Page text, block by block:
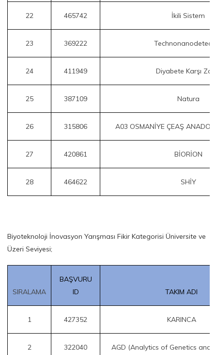
22 465742 İkili Sistem
23 369222
24 411949 Diyabete Karşı
25 387109 Natura
26 315806 A03 OSMANİYE ÇEAŞ
27 420861 BİORİON
28 464622 SHİY
Biyoteknoloji İnovasyon Yarışması Fikir Kategorisi Üniversite ve
Üzeri Seviyesi;
SIRALAMA
BAŞVURU
ID
TAKIM ADI
1 427352 KARINCA
2 322040 AGD (Analytics of Genetics and